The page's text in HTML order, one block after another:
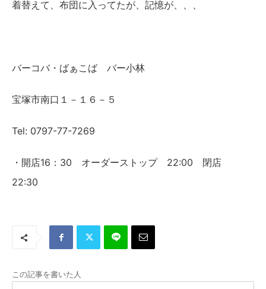
着替えて、布団に入ってたが、記憶が、、、
バーコバ・ばぁこば バー小林
宝塚市南口１－１６－５
Tel: 0797-77-7269
・開店16：30 オーダーストップ 22:00 閉店
22:30
この記事を書いた人